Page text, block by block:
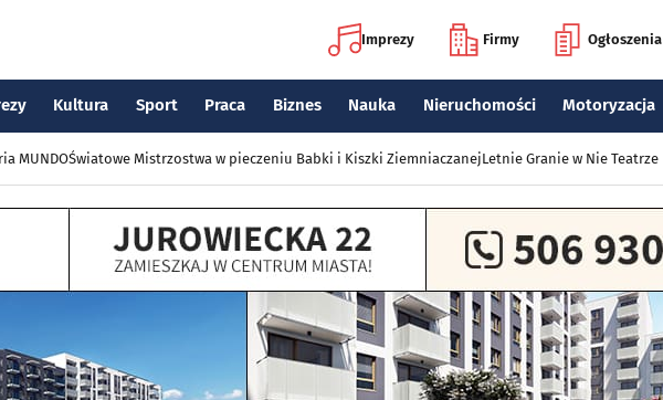
Imprezy Firmy Ogłoszenia
Kultura Sport Praca Biznes Nauka Nieruchomości Motoryzacja
MUNDOŚwiatowe Mistrzostwa w pieczeniu Babki i Kiszki ZiemniaczanejLetnie Granie w Nie Teatrze